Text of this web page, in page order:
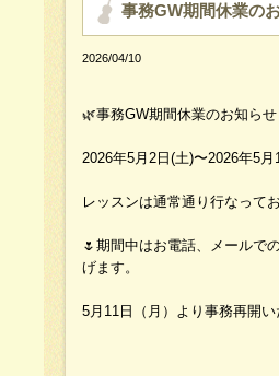
事務GW期間休業の
2026/04/10
🌿事務GW期間休業のお知らせ
2026年5月2日(土)〜2026年5
レッスンは通常通り行なって
🌷期間中はお電話、メールで
げます。
5月11日（月）より事務再開い